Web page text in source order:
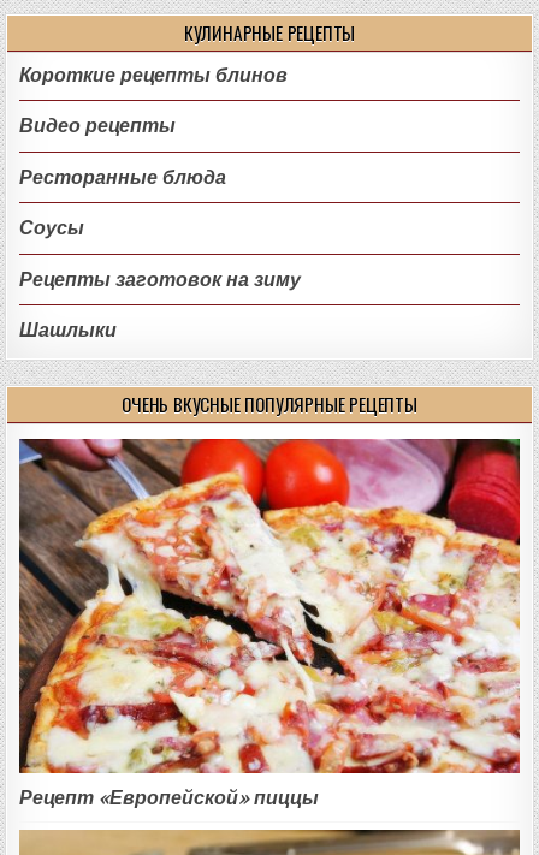
КУЛИНАРНЫЕ РЕЦЕПТЫ
Короткие рецепты блинов
Видео рецепты
Ресторанные блюда
Соусы
Рецепты заготовок на зиму
Шашлыки
ОЧЕНЬ ВКУСНЫЕ ПОПУЛЯРНЫЕ РЕЦЕПТЫ
Рецепт «Европейской» пиццы